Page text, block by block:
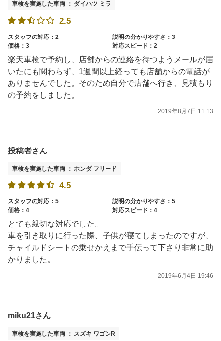
車検を実施した車両 ： ダイハツ ミラ
2.5
スタッフの対応：2
説明の分かりやすさ：3
価格：3
対応スピード：2
楽天車検で予約し、店舗からの連絡を待つようメールが届
いたにも関わらず、1週間以上経っても店舗からの電話が
ありませんでした。そのため自分で店舗へ行き、見積もり
の予約をしました。
2019年8月7日 11:13
投稿者さん
車検を実施した車両 ： ホンダ フリード
4.5
スタッフの対応：5
説明の分かりやすさ：5
価格：4
対応スピード：4
とても親切な対応でした。
車を引き取りに行った際、子供が寝てしまったのですが、
チャイルドシートの乗せかえまで手伝って下さり非常に助
かりました。
2019年6月4日 19:46
miku21さん
車検を実施した車両 ： スズキ ワゴンR